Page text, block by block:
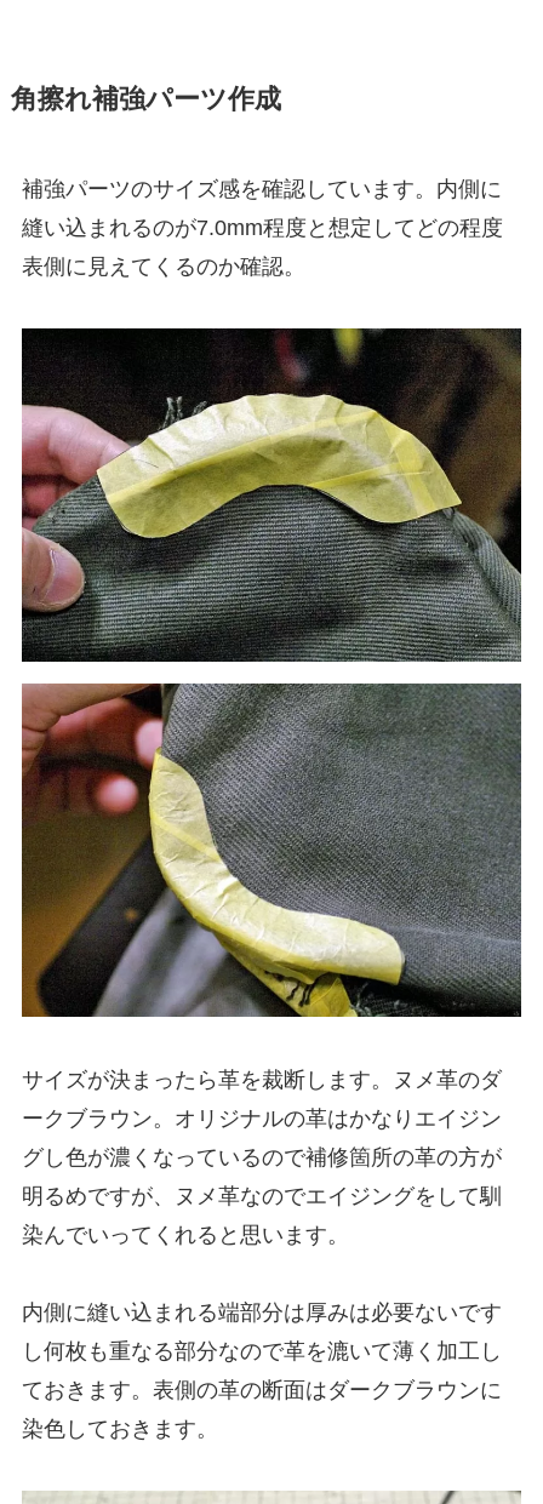
角擦れ補強パーツ作成
補強パーツのサイズ感を確認しています。内側に
縫い込まれるのが7.0mm程度と想定してどの程度
表側に見えてくるのか確認。
サイズが決まったら革を裁断します。ヌメ革のダ
ークブラウン。オリジナルの革はかなりエイジン
グし色が濃くなっているので補修箇所の革の方が
明るめですが、ヌメ革なのでエイジングをして馴
染んでいってくれると思います。
内側に縫い込まれる端部分は厚みは必要ないです
し何枚も重なる部分なので革を漉いて薄く加工し
ておきます。表側の革の断面はダークブラウンに
染色しておきます。